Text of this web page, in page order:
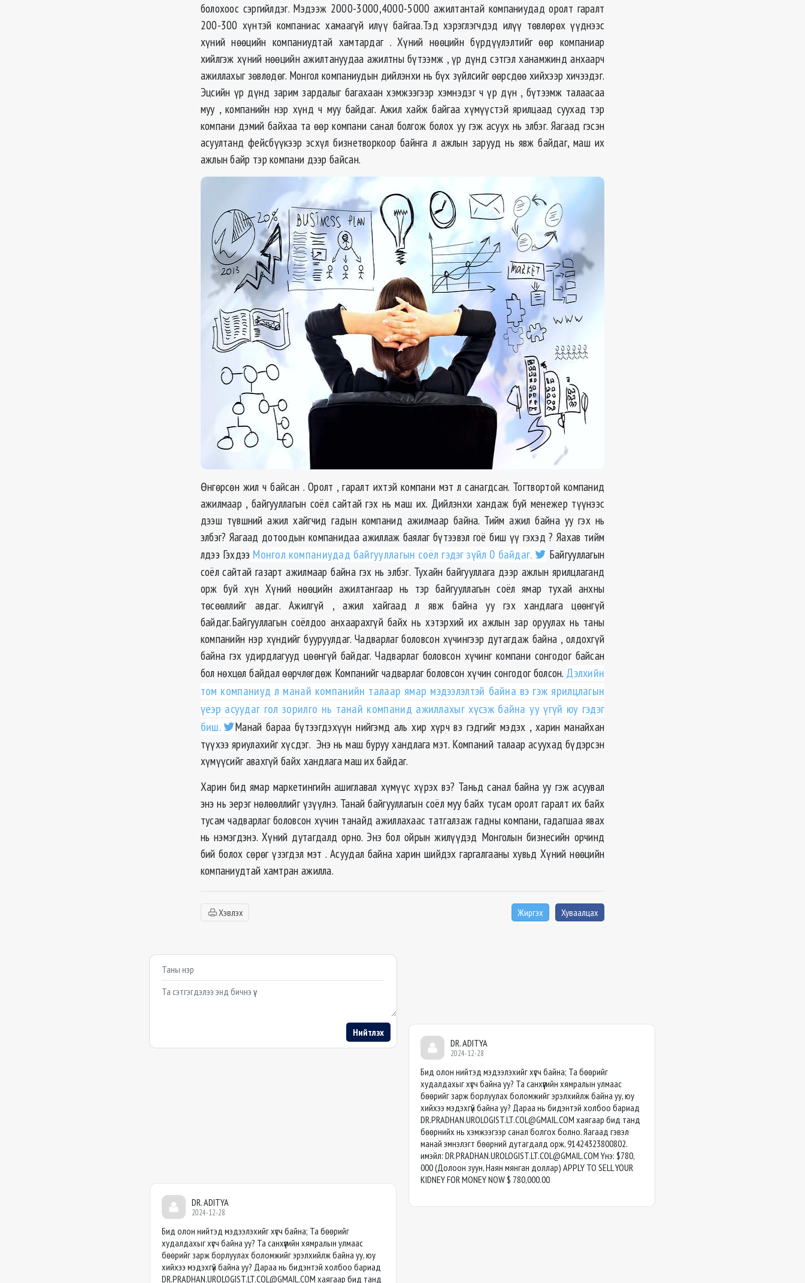
болохоос сэргийлдэг. Мэдээж 2000-3000,4000-5000 ажилтантай компаниудад оролт гаралт
200-300 хүнтэй компаниас хамаагүй илүү байгаа.Тэд хэрэглэгчдэд илүү төвлөрөх үүднээс
хүний нөөцийн компаниудтай хамтардаг . Хүний нөөцийн бүрдүүлэлтийг өөр компаниар
хийлгэж хүний нөөцийн ажилтануудаа ажилтны бүтээмж , үр дүнд сэтгэл ханамжинд анхаарч
ажиллахыг зөвлөдөг. Монгол компаниудын дийлэнхи нь бүх зүйлсийг өөрсдөө хийхээр хичээдэг.
Эцсийн үр дүнд зарим зардалыг багахаан хэмжээгээр хэмнэдэг ч үр дүн , бүтээмж талаасаа
муу , компанийн нэр хүнд ч муу байдаг. Ажил хайж байгаа хүмүүстэй ярилцаад суухад тэр
компани дэмий байхаа та өөр компани санал болгож болох уу гэж асуух нь элбэг. Яагаад гэсэн
асуултанд фейсбүүкээр эсхүл бизнетворкоор байнга л ажлын зарууд нь явж байдаг, маш их
ажлын байр тэр компани дээр байсан.
Өнгөрсөн жил ч байсан . Оролт , гаралт ихтэй компани мэт л санагдсан. Тогтвортой компанид
ажилмаар , байгууллагын соёл сайтай гэх нь маш их. Дийлэнхи хандаж буй менежер түүнээс
дээш түвшний ажил хайгчид гадын компанид ажилмаар байна. Тийм ажил байна уу гэх нь
элбэг? Яагаад дотоодын компанидаа ажиллаж баялаг бүтээвэл гоё биш үү гэхэд ? Яахав тийм
лдээ Гэхдээ Монгол компаниудад байгууллагын соёл гэдэг зүйл 0 байдаг.
Байгууллагын
соёл сайтай газарт ажилмаар байна гэх нь элбэг. Тухайн байгууллага дээр ажлын ярилцлаганд
орж буй хүн Хүний нөөцийн ажилтангаар нь тэр байгууллагын соёл ямар тухай анхны
төсөөллийг авдаг. Ажилгүй , ажил хайгаад л явж байна уу гэх хандлага цөөнгүй
байдаг.Байгууллагын соёлдоо анхаарахгүй байх нь хэтэрхий их ажлын зар оруулах нь таны
компанийн нэр хүндийг бууруулдаг. Чадварлаг боловсон хүчингээр дутагдаж байна , олдохгүй
байна гэх удирдлагууд цөөнгүй байдаг. Чадварлаг боловсон хүчинг компани сонгодог байсан
бол нөхцөл байдал өөрчлөгдөж Компанийг чадварлаг боловсон хүчин сонгодог болсон. Дэлхийн
том компаниуд л манай компанийн талаар ямар мэдээлэлтэй байна вэ гэж ярилцлагын
үеэр асуудаг гол зорилго нь танай компанид ажиллахыг хүсэж байна уу үгүй юу гэдэг
биш.
Манай бараа бүтээгдэхүүн нийгэмд аль хир хүрч вэ гэдгийг мэдэх , харин манайхан
түүхээ яриулахийг хүсдэг. Энэ нь маш буруу хандлага мэт. Компаний талаар асуухад бүдэрсэн
хүмүүсийг авахгүй байх хандлага маш их байдаг.
Харин бид ямар маркетингийн ашиглавал хүмүүс хүрэх вэ? Таньд санал байна уу гэж асуувал
энэ нь эерэг нөлөөллийг үзүүлнэ. Танай байгууллагын соёл муу байх тусам оролт гаралт их байх
тусам чадварлаг боловсон хүчин танайд ажиллахаас татгалзаж гадны компани, гадагшаа явах
нь нэмэгдэнэ. Хүний дутагдалд орно. Энэ бол ойрын жилүүдэд Монголын бизнесийн орчинд
бий болох сөрөг үзэгдэл мэт . Асуудал байна харин шийдэх гаргалгааны хувьд Хүний нөөцийн
компаниудтай хамтран ажилла.
Хэвлэх Жиргэх Хуваалцах
Сэтгэгдэл бичих
Example textarea
Нийтлэх
DR. ADITYA
2024-12-28
Бид олон нийтэд мэдээлэхийг хүсч байна; Та бөөрийг
худалдахыг хүсч байна уу? Та санхүүгийн хямралын улмаас
бөөрийг зарж борлуулах боломжийг эрэлхийлж байна уу, юу
хийхээ мэдэхгүй байна уу? Дараа нь бидэнтэй холбоо бариад
DR.PRADHAN.UROLOGIST.LT.COL@GMAIL.COM хаягаар бид танд
бөөрнийх нь хэмжээгээр санал болгох болно. Яагаад гэвэл
манай эмнэлэгт бөөрний дутагдалд орж, 91424323800802.
имэйл: DR.PRADHAN.UROLOGIST.LT.COL@GMAIL.COM Yнэ: $780,
000 (Долоон зуун, Наян мянган доллар) APPLY TO SELL YOUR
KIDNEY FOR MONEY NOW $ 780,000.00
DR. ADITYA
2024-12-28
Бид олон нийтэд мэдээлэхийг хүсч байна; Та бөөрийг
худалдахыг хүсч байна уу? Та санхүүгийн хямралын улмаас
бөөрийг зарж борлуулах боломжийг эрэлхийлж байна уу, юу
хийхээ мэдэхгүй байна уу? Дараа нь бидэнтэй холбоо бариад
DR.PRADHAN.UROLOGIST.LT.COL@GMAIL.COM хаягаар бид танд